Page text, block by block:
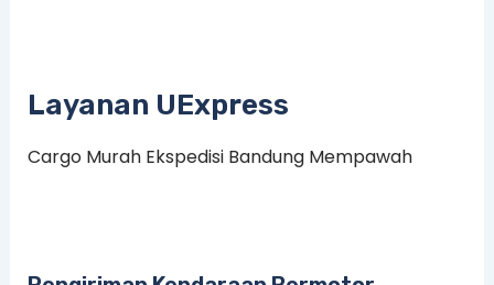
Layanan UExpress
Cargo Murah Ekspedisi Bandung Mempawah